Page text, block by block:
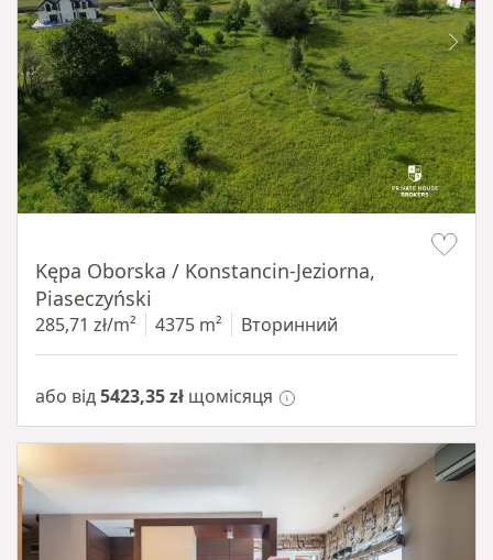
Kępa Oborska / Konstancin-Jeziorna,
Piaseczyński
285,71 zł/m² 4375 m² Вторинний
або від5423,35 zł щомісяця